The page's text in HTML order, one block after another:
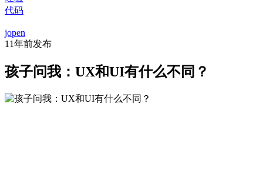
代码
jopen
11年前发布
孩子问我：UX和UI有什么不同？